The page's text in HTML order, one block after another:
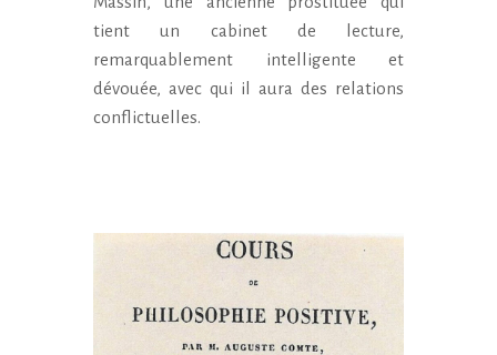
tient un cabinet de lecture,
remarquablement intelligente et
dévouée, avec qui il aura des relations
conflictuelles.